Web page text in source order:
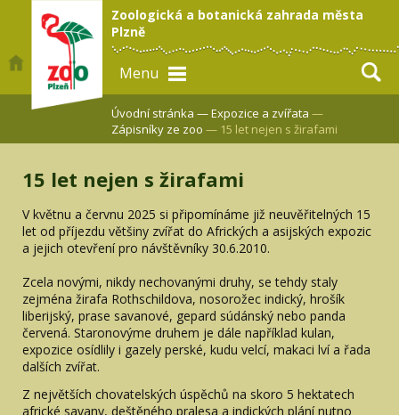
Zoologická a botanická zahrada města
Plzně
Menu
Úvodní stránka —Expozice a zvířata —
Zápisníky ze zoo — 15 let nejen s žirafami
15 let nejen s žirafami
V květnu a červnu 2025 si připomínáme již neuvěřitelných 15
let od příjezdu většiny zvířat do Afrických a asijských expozic
a jejich otevření pro návštěvníky 30.6.2010.
Zcela novými, nikdy nechovanými druhy, se tehdy staly
zejména žirafa Rothschildova, nosorožec indický, hrošík
liberijský, prase savanové, gepard súdánský nebo panda
červená. Staronovýme druhem je dále například kulan,
expozice osídlily i gazely perské, kudu velcí, makaci lví a řada
dalších zvířat.
Z největších chovatelských úspěchů na skoro 5 hektatech
africké savany, deštěného pralesa a indických plání nutno